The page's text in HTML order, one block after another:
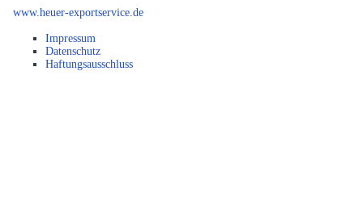
www.heuer-exportservice.de
Impressum
Datenschutz
Haftungsausschluss